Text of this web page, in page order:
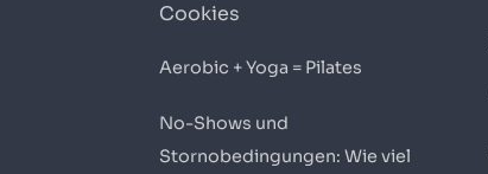
Cookies
Aerobic + Yoga = Pilates
No-Shows und
Stornobedingungen: Wie viel